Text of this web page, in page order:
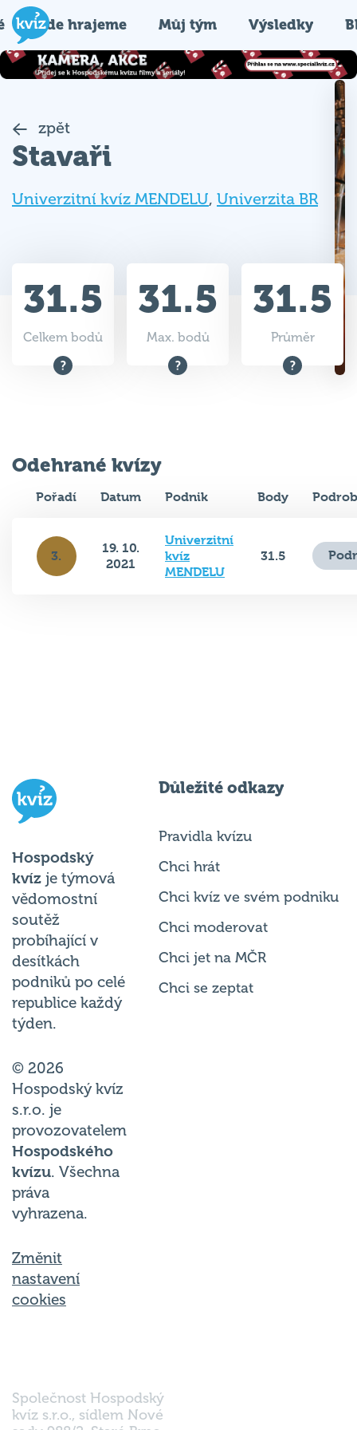
Kde hrajeme Můj tým Výsledky
zpět
Stavaři
Univerzitní kvíz MENDELU, Univerzita BR
31.5
Celkem bodů
31.5
Max. bodů
31.5
Průměr
Odehrané kvízy
Pořadí Datum Podnik Body
3.
19. 10.
2021
Univerzitní
kvíz
MENDELU
31.5
Hospodský
kvíz je týmová
vědomostní
soutěž
probíhající v
desítkách
podniků po celé
republice každý
týden.
© 2026
Hospodský kvíz
s.r.o. je
provozovatelem
Hospodského
kvízu. Všechna
práva
vyhrazena.
Změnit
nastavení
cookies
Důležité odkazy
Pravidla kvízu
Chci hrát
Chci kvíz ve svém podniku
Chci moderovat
Chci jet na MČR
Chci se zeptat
Společnost Hospodský
kvíz s.r.o., sídlem Nové